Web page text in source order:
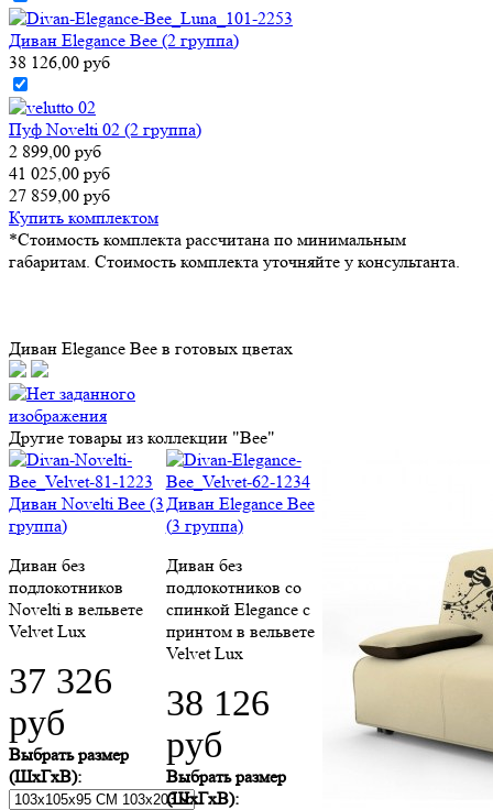
Диван Elegance Bee (2 группа)
38 126,00 руб
Пуф Novelti 02 (2 группа)
2 899,00 руб
41 025,00 руб
27 859,00 руб
Купить комплектом
*Стоимость комплекта рассчитана по минимальным
габаритам. Стоимость комплекта уточняйте у консультанта.
Диван Elegance Bee в готовых цветах
Другие товары из коллекции "Bee"
Диван Novelti Bee (3
группа)
Диван без
подлокотников
Novelti в вельвете
Velvet Lux
37 326
руб
Выбрать размер
(ШхГхВ):
Диван Elegance Bee
(3 группа)
Диван без
подлокотников со
спинкой Elegance c
принтом в вельвете
Velvet Lux
38 126
руб
Выбрать размер
(ШхГхВ):